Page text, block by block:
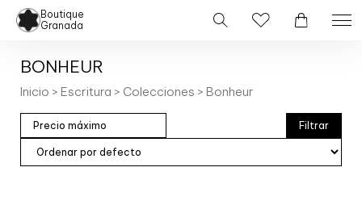
Boutique
Granada
BONHEUR
Inicio > Escritura > Colecciones > Bonheur
Filtrar